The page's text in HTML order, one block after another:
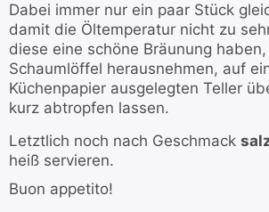
Dabei immer nur ein paar Stück
damit die Öltemperatur nicht zu
diese eine schöne Bräunung
Schaumlöffel herausnehmen, auf
Küchenpapier ausgelegten Teller
kurz abtropfen lassen.
Letztlich noch nach Geschmack
heiß servieren.
Buon appetito!